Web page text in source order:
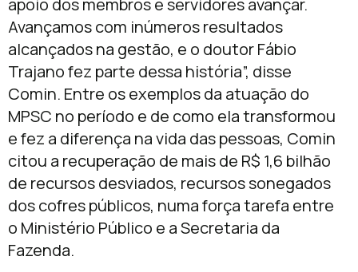
apoio dos membros e servidores avançar.
Avançamos com inúmeros resultados
alcançados na gestão, e o doutor Fábio
Trajano fez parte dessa história”, disse
Comin. Entre os exemplos da atuação do
MPSC no período e de como ela transformou
e fez a diferença na vida das pessoas, Comin
citou a recuperação de mais de R$ 1,6 bilhão
de recursos desviados, recursos sonegados
dos cofres públicos, numa força tarefa entre
o Ministério Público e a Secretaria da
Fazenda.